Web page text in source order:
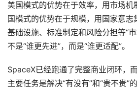
美国模式的优势在于效率，用市场机
国模式的优势在于规模，用国家意
基础设施、标准制定和风险分担等“市
不是“谁更先进”，而是“谁更适配”。
SpaceX已经跑通了完整商业闭环，
主要任务是解决“有没有”和“贵不贵